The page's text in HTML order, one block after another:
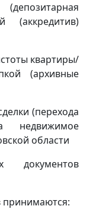
(аккредитив)
квартиры/
(архивные
(перехода
недвижимое
области
документов
принимаются: